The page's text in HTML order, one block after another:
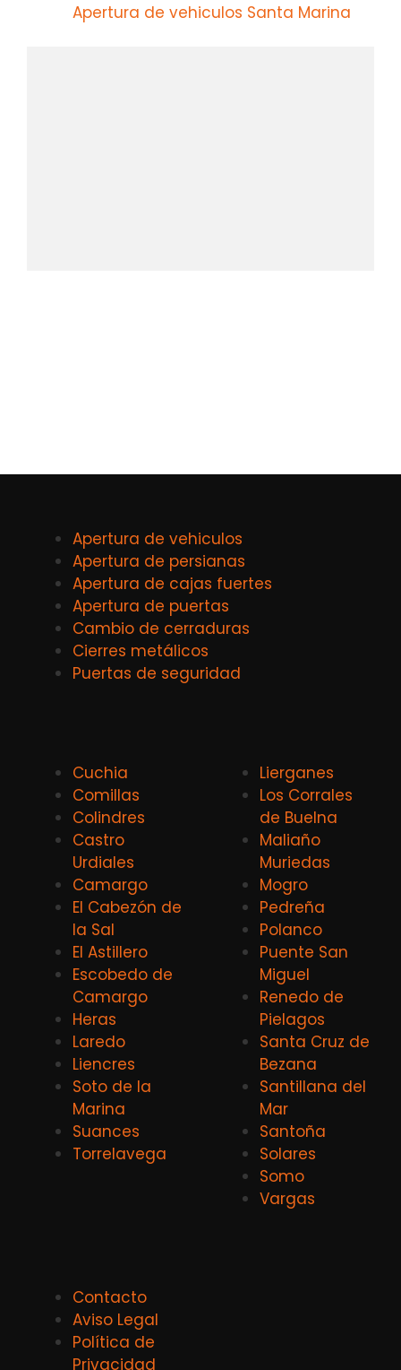
Apertura de vehiculos Santa Marina
Apertura de vehiculos
Apertura de persianas
Apertura de cajas fuertes
Apertura de puertas
Cambio de cerraduras
Cierres metálicos
Puertas de seguridad
Cuchia
Comillas
Colindres
Castro
Urdiales
Camargo
El Cabezón de
la Sal
El Astillero
Escobedo de
Camargo
Heras
Laredo
Liencres
Soto de la
Marina
Suances
Torrelavega
Lierganes
Los Corrales
de Buelna
Maliaño
Muriedas
Mogro
Pedreña
Polanco
Puente San
Miguel
Renedo de
Pielagos
Santa Cruz de
Bezana
Santillana del
Mar
Santoña
Solares
Somo
Vargas
Contacto
Aviso Legal
Política de
Privacidad